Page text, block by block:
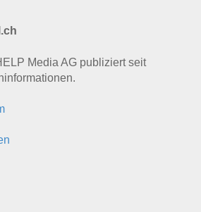
Media AG publiziert seit